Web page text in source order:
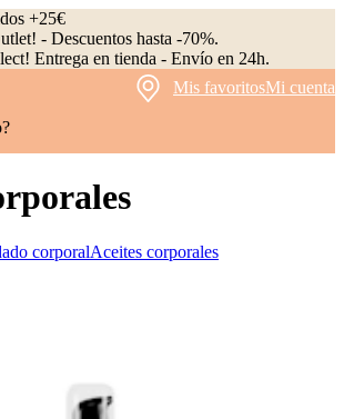
+25€
- Descuentos hasta -70%.
Entrega en tienda - Envío en 24h.
Mis favoritosMi cuenta
corporalAceites corporales